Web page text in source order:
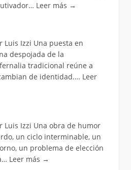
Leer más →
Luis Izzi Una puesta en
despojada de la
tradicional reúne a
de identidad.… Leer
Luis Izzi Una obra de humor
un ciclo interminable, un
un problema de elección
Leer más →